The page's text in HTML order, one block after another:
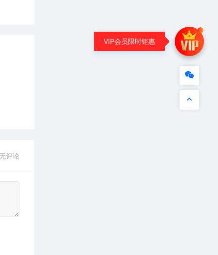
评论
VIP会员限时钜惠